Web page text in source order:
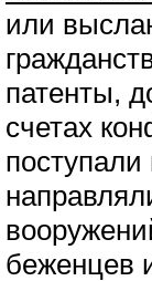
или
патенты,
счетах
беженцев